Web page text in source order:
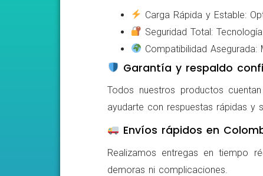
Carga Rápida y Estable:
Seguridad Total:
Compatibilidad
Garantía y respaldo
Todos nuestros productos
ayudarte con respuestas rápidas y
Envíos rápidos en
Realizamos entregas en tiempo
demoras ni complicaciones.